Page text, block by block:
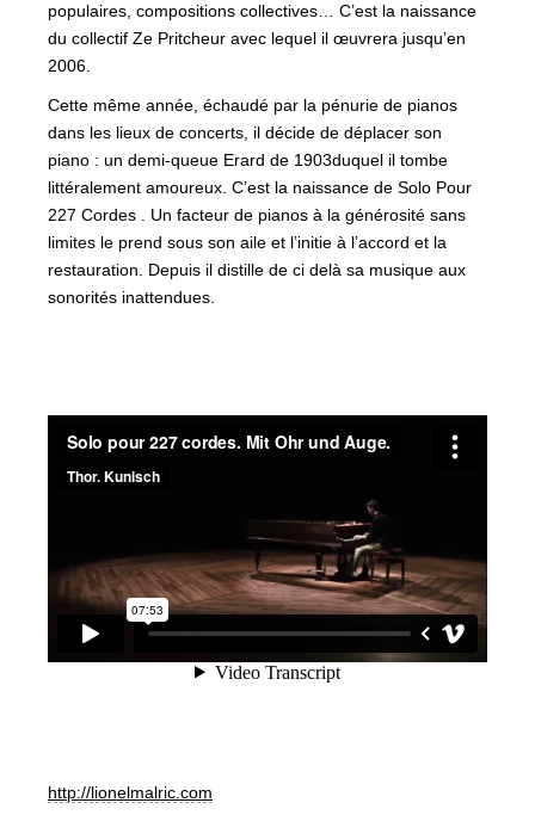
populaires, compositions collectives… C’est la naissance
du collectif Ze Pritcheur avec lequel il œuvrera jusqu’en
2006.
Cette même année, échaudé par la pénurie de pianos
dans les lieux de concerts, il décide de déplacer son
piano : un demi-queue Erard de 1903duquel il tombe
littéralement amoureux. C’est la naissance de Solo Pour
227 Cordes . Un facteur de pianos à la générosité sans
limites le prend sous son aile et l’initie à l’accord et la
restauration. Depuis il distille de ci delà sa musique aux
sonorités inattendues.
http://lionelmalric.com